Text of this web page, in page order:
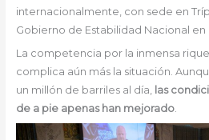
internacionalmente, con sede en
Gobierno de Estabilidad Nacional en
La competencia por la inmensa
complica aún más la situación.
un millón de barriles al día, las
de a pie apenas han mejorado.